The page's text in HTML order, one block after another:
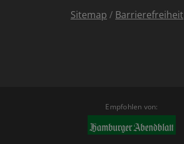
Sitemap / Barrierefreiheit
Empfohlen von: